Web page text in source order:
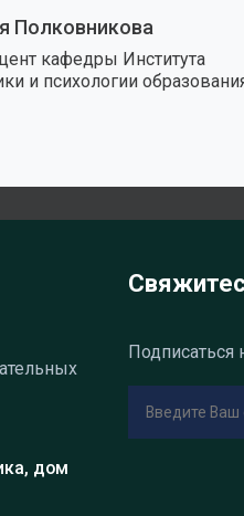
Полковникова
кафедры Института
и психологии
дом
Подписаться